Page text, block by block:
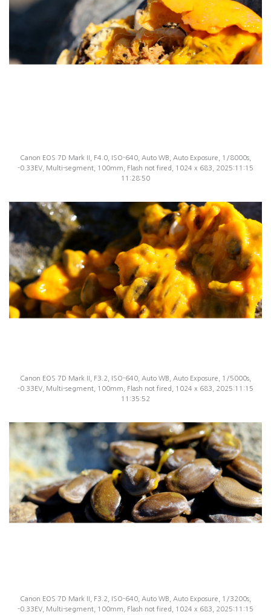
Canon EOS 7D Mark II, F4.0, ISO-640, Auto WB, Auto Exposure, 1/8000s,
-0.33EV, Multi-segment, 100mm, Flash not fired, 1024 x 683, 2025:11:15
11:28:50
Canon EOS 7D Mark II, F3.2, ISO-640, Auto WB, Auto Exposure, 1/5000s,
-0.33EV, Multi-segment, 100mm, Flash not fired, 1024 x 683, 2025:11:15
11:35:52
Canon EOS 7D Mark II, F3.2, ISO-640, Auto WB, Auto Exposure, 1/3200s,
-0.33EV, Multi-segment, 100mm, Flash not fired, 1024 x 683, 2025:11:15